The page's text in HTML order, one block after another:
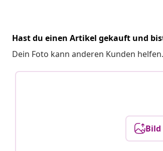
Hast du einen Artikel gekauft und
Dein Foto kann anderen Kunden